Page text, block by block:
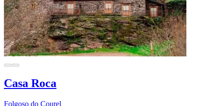
Casa Roca
Folgoso do Courel